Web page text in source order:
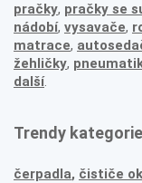
pračky, pračky se
nádobí, vysavače,
matrace,
žehličky,
další.
Trendy
čerpadla, čističe